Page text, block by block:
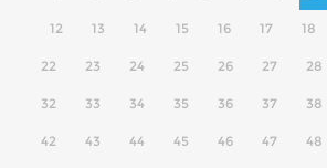
12 13 14 15 16 17 18
22 23 24 25 26 27 28
32 33 34 35 36 37 38
42 43 44 45 46 47 48